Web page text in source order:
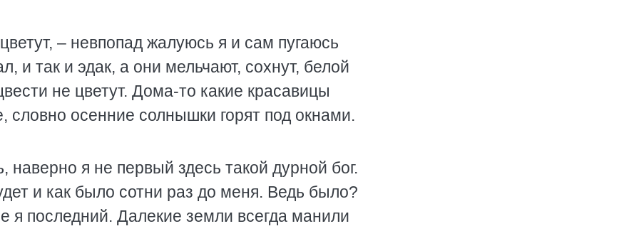
– невпопад жалуюсь я и сам пугаюсь
и так и эдак, а они мельчают, сохнут, белой
не цветут. Дома-то какие красавицы
словно осенние солнышки горят под окнами.
я не первый здесь такой дурной бог.
и как было сотни раз до меня. Ведь было?
я последний. Далекие земли всегда манили